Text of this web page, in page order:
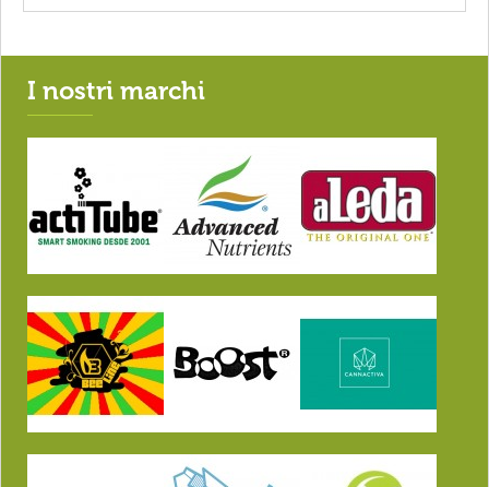
I nostri marchi